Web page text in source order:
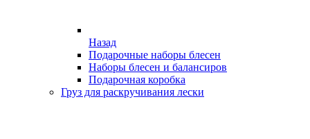
Назад
Подарочные наборы блесен
Наборы блесен и балансиров
Подарочная коробка
Груз для раскручивания лески